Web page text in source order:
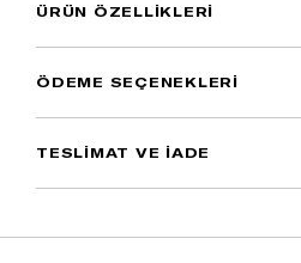
ÜRÜN ÖZELLIKLERI
ÖDEME SEÇENEKLERI
TESLİMAT VE İADE